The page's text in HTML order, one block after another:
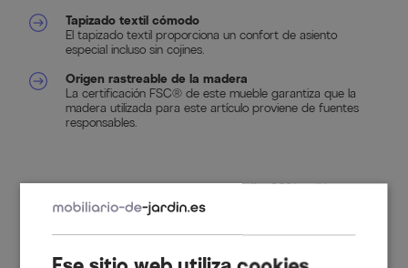
Tapizado textil cómodo
El tapizado textil proporciona un confort de asiento
especial incluso sin cojines.
Origen rastreable de la madera
La certificación FSC® de este mueble garantiza que la
madera utilizada para este artículo proviene de fuentes
responsables.
70% policloruro de vinilo, 30% poliéster